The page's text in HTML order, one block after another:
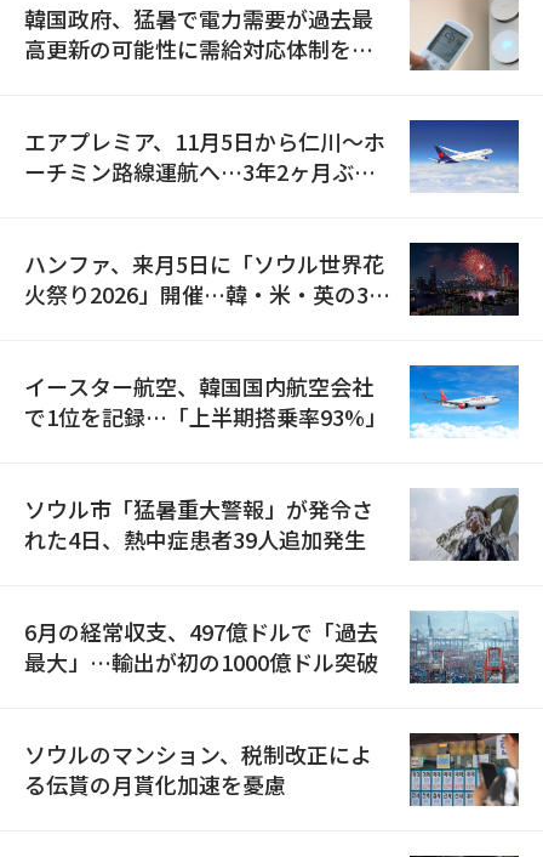
韓国政府、猛暑で電力需要が過去最
高更新の可能性に需給対応体制を点
エアプレミア、11月5日から仁川〜ホ
ーチミン路線運航へ…3年2ヶ月ぶり
ハンファ、来月5日に「ソウル世界花
火祭り2026」開催…韓・米・英の3カ
イースター航空、韓国国内航空会社
で1位を記録…「上半期搭乗率93%」
ソウル市「猛暑重大警報」が発令さ
れた4日、熱中症患者39人追加発生
6月の経常収支、497億ドルで「過去
最大」…輸出が初の1000億ドル突破
ソウルのマンション、税制改正によ
る伝貰の月貰化加速を憂慮